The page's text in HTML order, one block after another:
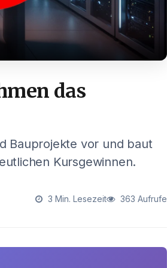
das
Bauprojekte vor und baut
Kursgewinnen.
3 Min. Lesezeit 363 Aufrufe